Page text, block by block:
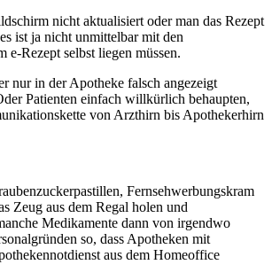
nicht aktualisiert oder man das Rezept
ist ja nicht unmittelbar mit den
Rezept selbst liegen müssen.
nur in der Apotheke falsch angezeigt
Patienten einfach willkürlich behaupten,
von Arzthirn bis Apothekerhirn
Fernsehwerbungskram
Zeug aus dem Regal holen und
Medikamente dann von irgendwo
so, dass Apotheken mit
aus dem Homeoffice